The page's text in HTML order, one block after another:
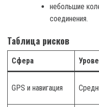
небольшие
соединения.
Таблица рисков
Сфера
GPS и навигация